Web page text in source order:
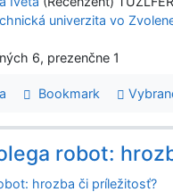
univerzita vo
6, prezenčne 1
Bookmark
robot:
hrozba či príležitosť?